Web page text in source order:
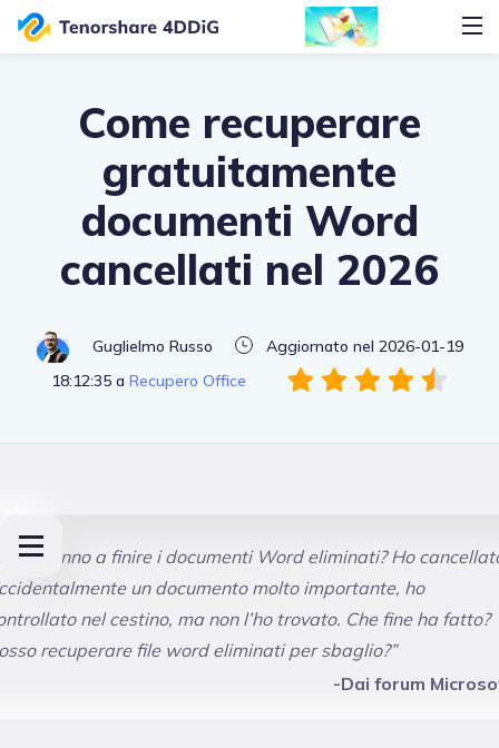
Come recuperare
gratuitamente
documenti Word
cancellati nel 2026
Guglielmo Russo
Aggiornato nel 2026-01-19
18:12:35 a Recupero Office
vanno a finire i documenti Word eliminati? Ho
un documento molto importante, ho
nel cestino, ma non l’ho trovato. Che fine ha fatto?
recuperare file word eliminati per sbaglio?”
-Dai forum